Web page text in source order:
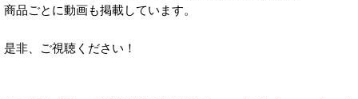
商品ごとに動画も掲載しています。
是非、ご視聴ください！